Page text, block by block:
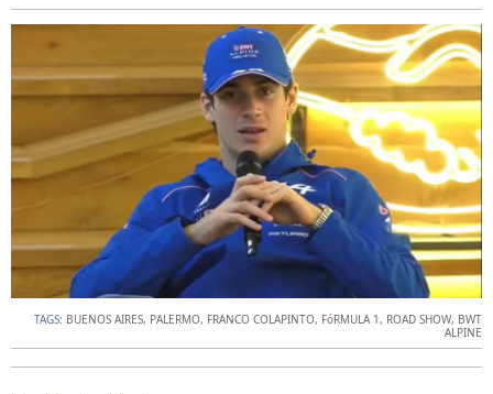
TAGS: BUENOS AIRES, PALERMO, FRANCO COLAPINTO, FóRMULA 1, ROAD SHOW, BWT
ALPINE